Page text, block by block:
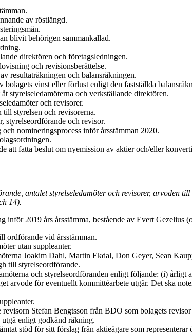
av röstlängd.
blivit behörigen sammankallad.
direktören och företagsledningen.
och revisionsberättelse.
resultaträkningen och balansräkningen.
bolagets vinst eller förlust enligt den fastställda
styrelseledamöterna och verkställande direktören.
och revisorer.
till styrelsen och revisorerna.
styrelseordförande och revisor.
nomineringsprocess inför årsstämman 2020.
att fatta beslut om nyemission av aktier och/eller
antalet styrelseledamöter och revisorer, arvoden
14).
inför 2019 års årsstämma, bestående av Evert
ordförande vid årsstämman.
utan suppleanter.
Joakim Dahl, Martin Ekdal, Don Geyer, Sean
till styrelseordförande.
och styrelseordföranden enligt följande: (i)
arvode för eventuellt kommittéarbete utgår. Det ska
Stefan Bengtsson från BDO som bolagets
enligt godkänd räkning.
stöd för sitt förslag från aktieägare som